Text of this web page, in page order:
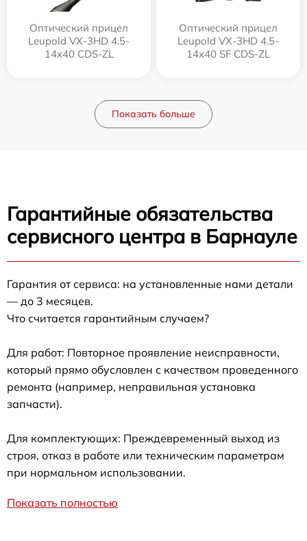
Оптический прицел
Leupold VX-3HD 4.5-
14x40 CDS-ZL
Оптический прицел
Leupold VX-3HD 4.5-
14x40 SF CDS-ZL
Показать больше
Гарантийные обязательства
сервисного центра в Барнауле
Гарантия от сервиса: на установленные нами детали
— до 3 месяцев.
Что считается гарантийным случаем?
Для работ: Повторное проявление неисправности,
который прямо обусловлен с качеством проведенного
ремонта (например, неправильная установка
запчасти).
Для комплектующих: Преждевременный выход из
строя, отказ в работе или техническим параметрам
при нормальном использовании.
Показать полностью